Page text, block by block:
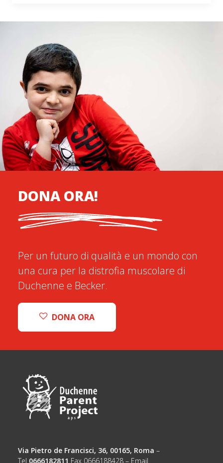
DONA ORA!
Per un futuro di qualità e un mondo con
una cura per la distrofia muscolare di
Duchenne e Becker.
DONA ORA
Via Pietro de Francisci, 36, 00165, Roma –
Tel 0666182811 Fax 0666188428 – Email